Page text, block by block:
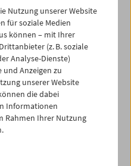
02
04
09 10
Nutzung unserer Website
für soziale Medien
können – mit Ihrer
(z. B. soziale
Analyse-Dienste)
Anzeigen zu
unserer Website
die dabei
Informationen
Rahmen Ihrer Nutzung